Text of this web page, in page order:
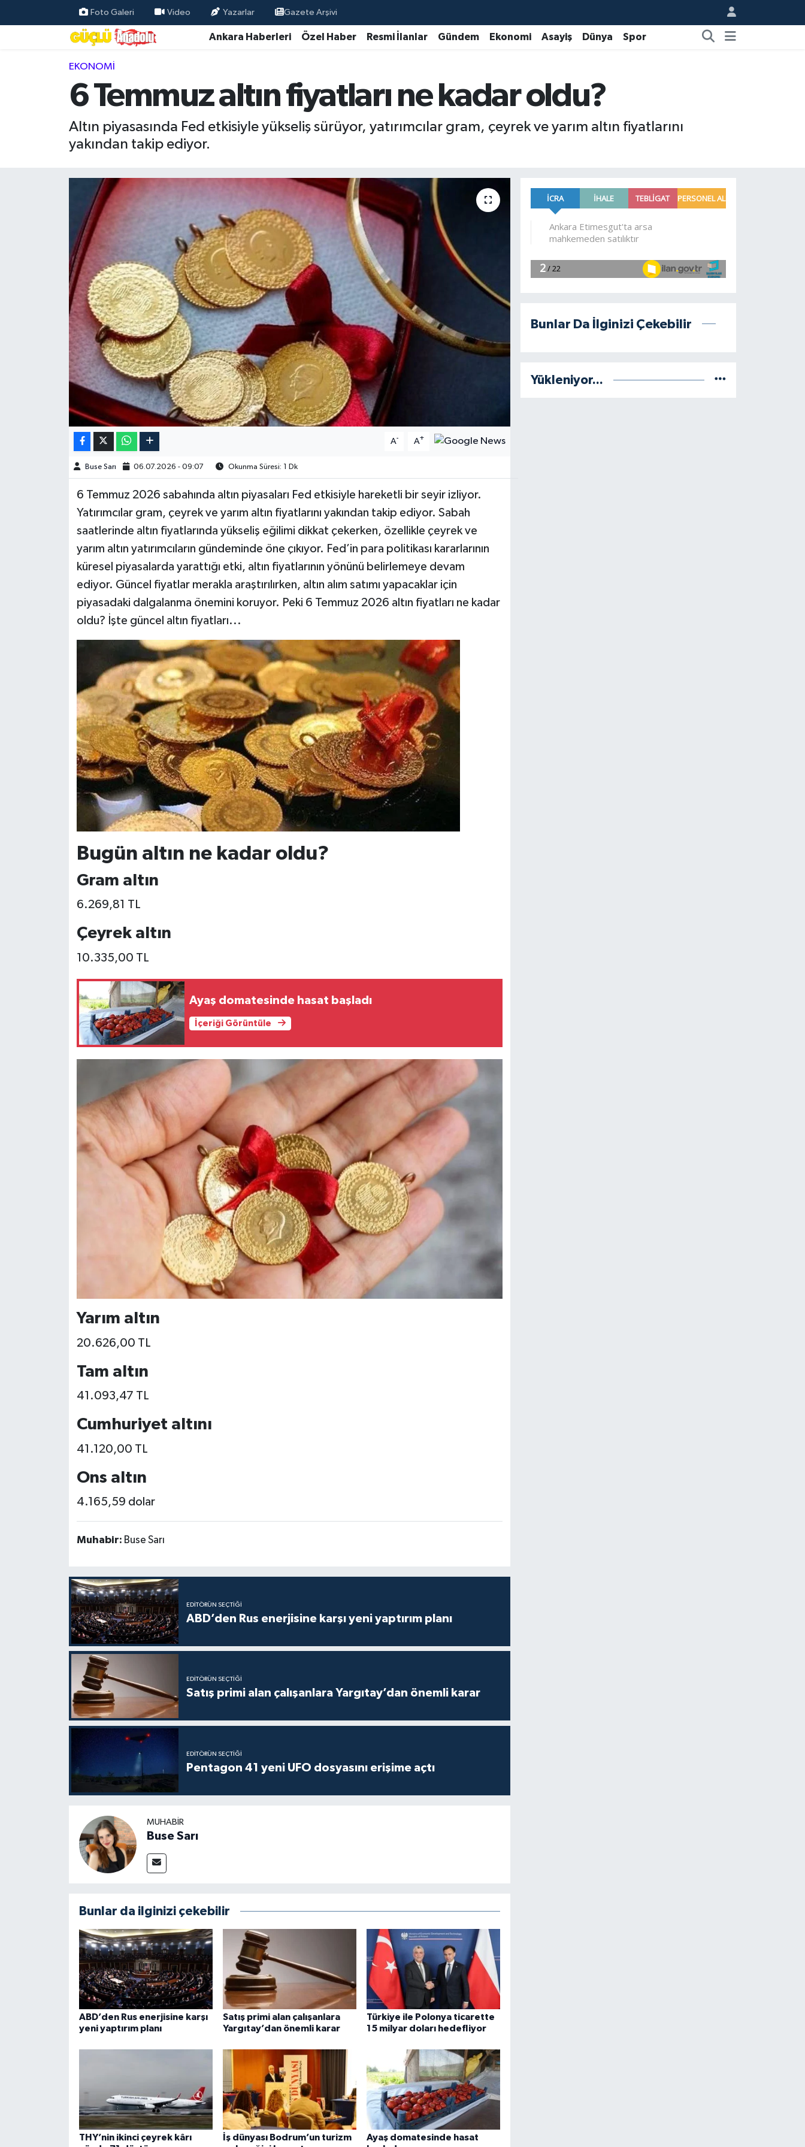
Foto Galeri Video Yazarlar Gazete Arşivi
Ankara Haberleri Özel Haber Resmi İlanlar Gündem Ekonomi Asayiş Dünya Spor
EKONOMI
6 Temmuz altın fiyatları ne kadar oldu?
Altın piyasasında Fed etkisiyle yükseliş sürüyor, yatırımcılar gram, çeyrek ve yarım altın fiyatlarını
yakından takip ediyor.
A- A+
Buse Sarı 06.07.2026 - 09:07 Okunma Süresi: 1 Dk
6 Temmuz 2026 sabahında altın piyasaları Fed etkisiyle hareketli bir seyir izliyor.
Yatırımcılar gram, çeyrek ve yarım altın fiyatlarını yakından takip ediyor. Sabah
saatlerinde altın fiyatlarında yükseliş eğilimi dikkat çekerken, özellikle çeyrek ve
yarım altın yatırımcıların gündeminde öne çıkıyor. Fed’in para politikası kararlarının
küresel piyasalarda yarattığı etki, altın fiyatlarının yönünü belirlemeye devam
ediyor. Güncel fiyatlar merakla araştırılırken, altın alım satımı yapacaklar için
piyasadaki dalgalanma önemini koruyor. Peki 6 Temmuz 2026 altın fiyatları ne kadar
oldu? İşte güncel altın fiyatları...
Bugün altın ne kadar oldu?
Gram altın
6.269,81 TL
Çeyrek altın
10.335,00 TL
Ayaş domatesinde hasat başladı
İçeriği Görüntüle
Yarım altın
20.626,00 TL
Tam altın
41.093,47 TL
Cumhuriyet altını
41.120,00 TL
Ons altın
4.165,59 dolar
Muhabir: Buse Sarı
EDITÖRÜN SEÇTIĞI
ABD’den Rus enerjisine karşı yeni yaptırım planı
EDITÖRÜN SEÇTIĞI
Satış primi alan çalışanlara Yargıtay’dan önemli karar
EDITÖRÜN SEÇTIĞI
Pentagon 41 yeni UFO dosyasını erişime açtı
MUHABIR
Buse Sarı
Bunlar da ilginizi çekebilir
ABD’den Rus enerjisine karşı
yeni yaptırım planı
Satış primi alan çalışanlara
Yargıtay’dan önemli karar
Türkiye ile Polonya ticarette
15 milyar doları hedefliyor
THY’nin ikinci çeyrek kârı
İş dünyası Bodrum’un turizm
Ayaş domatesinde hasat
Bunlar Da İlginizi Çekebilir
Yükleniyor...
Özel Haber
Resmi İlanlar
Magazin
Burç Yorumları
Hava Durumu
Kim kimdir?
Televizyon